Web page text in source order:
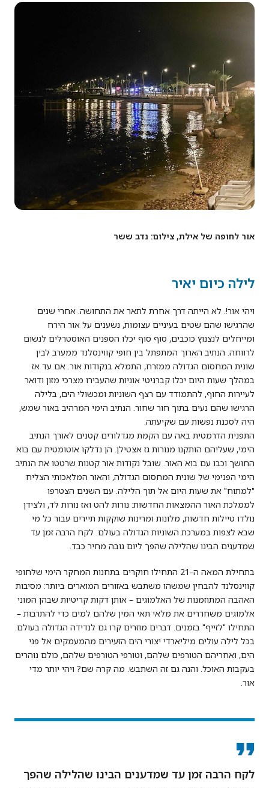
אור לחופה של אילת, צילום: נדב ששר
לילה כיום יאיר
ויהי אור!. לא הייתה דרך אחרת לתאר את התחושה. אחרי שנים
שהרגישו שהם שטים בעיניים עצומות, נשענים על אור הירח
ומייחלים לנצנוץ כוכבים, סוף סוף יכלו הספנים האוסטרלים לנשום
לרווחה. הנתיב הארוך המתפתל בין חופי קווינסלנד ממערב לבין
שונית המחסום הגדולה ממזרח, התמלא בנקודות אור. אם עד אז
במהלך שעות היום יכלו קברניטי אוניות שהעבירו מצרכי מזון ודואר
לעיירות החוף, להתמודד עם רצף השוניות ומכשולי הים, בלילה
הרגישו שהם נעים בתוך חור שחור. הנתיב הימי המרהיב באור שמש,
היה לסכנת נפשות עם שקיעתה.
התפנית הדרמטית באה עם הקמת מגדלורים קטנים לאורך הנתיב
הימי, שעליהם הותקנו מנורות גז אצטילן. הן נדלקו אוטומטית עם בוא
החושך וכבו עם בוא האור. שובל נקודות אור קטנות שרטטו את הנתיב
הימי הפנימי של שונית המחסום הגדולה, והאור המלאכותי הצליח
"למתוח" את שעות היום אל תוך הלילה. עם השנים הצטרפו
לממלכת האור ההמצאות החדשות: נורות להט ואז נורות לד, ולצידן
נולדו טיילות חדשות, מלונות ומרינות שוקקות תיירים עבור כל מי
שבא לצפות במערכת השוניות הגדולה בעולם. לקח הרבה זמן עד
שמדענים הבינו שהלילה שהפך ליום גובה מחיר כבד.
בתחילת המאה ה-21 התחילו חוקרים בתחנות המחקר הימי שלחופי
קווינסלנד להבחין שמשהו משתבש באזורים המוארים ביותר: מסיבות
האהבה המתוזמנות של האלמוגים – אותן דקות קריטיות שבהן המוני
אלמוגים משחררים את מלאי תאי המין שלהם למים כדי להתרבות –
התחילו "לזייף" בזמנים. דברים מוזרים קרו גם לנדידה הגדולה בעולם.
בכל לילה עולים מיליארדי יצורי הים הזעירים מהמעמקים אל פני
הים, ואחריהם הטורפים שלהם, וטורפי הטורפים שלהם, כולם נוהרים
בעקבות האוכל. והנה גם זה השתבש. מה קרה שם? ויהי יותר מדי
אור.
לקח הרבה זמן עד שמדענים הבינו שהלילה שהפך